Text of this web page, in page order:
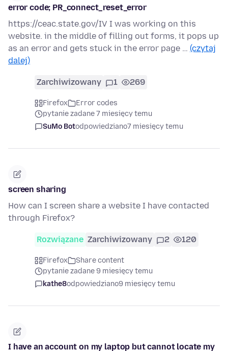
error code; PR_connect_reset_error
https://ceac.state.gov/IV I was working on this
website. in the middle of filling out forms, it pops up
as an error and gets stuck in the error page … (czytaj
dalej)
Zarchiwizowany 1 269
Firefox
Error codes
pytanie zadane 7 miesięcy temu
SuMo Botodpowiedziano7 miesięcy temu
screen sharing
How can I screen share a website I have contacted
through Firefox?
Rozwiązane Zarchiwizowany 2 120
Firefox
Share content
pytanie zadane 9 miesięcy temu
kathe8odpowiedziano9 miesięcy temu
I have an account on my laptop but cannot locate my